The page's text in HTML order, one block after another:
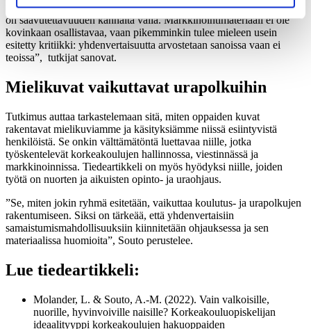
”Sillä, miten ja kenen kasvoilla korkeakoulut markkinoivat itseään,
on saavutettavuuden kannalta väliä. Markkinointimateriaali ei ole
kovinkaan osallistavaa, vaan pikemminkin tulee mieleen usein
esitetty kritiikki: yhdenvertaisuutta arvostetaan sanoissa vaan ei
teoissa”, tutkijat sanovat.
Mielikuvat vaikuttavat urapolkuihin
Tutkimus auttaa tarkastelemaan sitä, miten oppaiden kuvat
rakentavat mielikuviamme ja käsityksiämme niissä esiintyvistä
henkilöistä. Se onkin välttämätöntä luettavaa niille, jotka
työskentelevät korkeakoulujen hallinnossa, viestinnässä ja
markkinoinnissa. Tiedeartikkeli on myös hyödyksi niille, joiden
työtä on nuorten ja aikuisten opinto- ja uraohjaus.
”Se, miten jokin ryhmä esitetään, vaikuttaa koulutus- ja urapolkujen
rakentumiseen. Siksi on tärkeää, että yhdenvertaisiin
samaistumismahdollisuuksiin kiinnitetään ohjauksessa ja sen
materiaalissa huomioita”, Souto perustelee.
Lue tiedeartikkeli:
Molander, L. & Souto, A.-M. (2022). Vain valkoisille,
nuorille, hyvinvoiville naisille? Korkeakouluopiskelijan
ideaalityyppi korkeakoulujen hakuoppaiden